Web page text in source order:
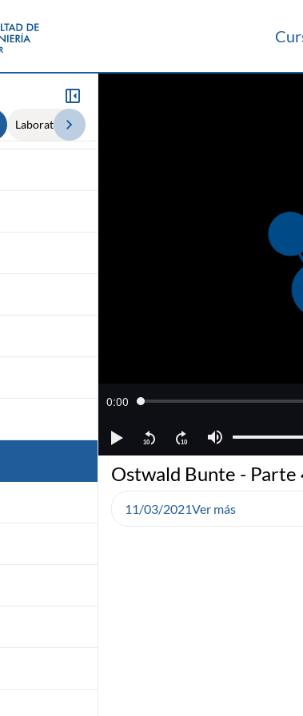
Laboratorio 2020
Ostwald Bunte - Parte
11/03/2021Ver más